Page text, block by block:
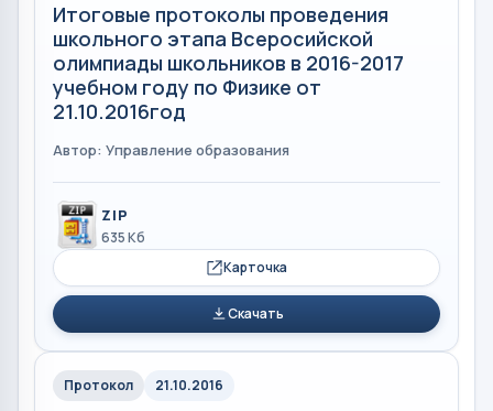
Итоговые протоколы проведения
школьного этапа Всеросийской
олимпиады школьников в 2016-2017
учебном году по Физике от
21.10.2016год
Автор: Управление образования
ZIP
635 Кб
Карточка
Скачать
Протокол 21.10.2016